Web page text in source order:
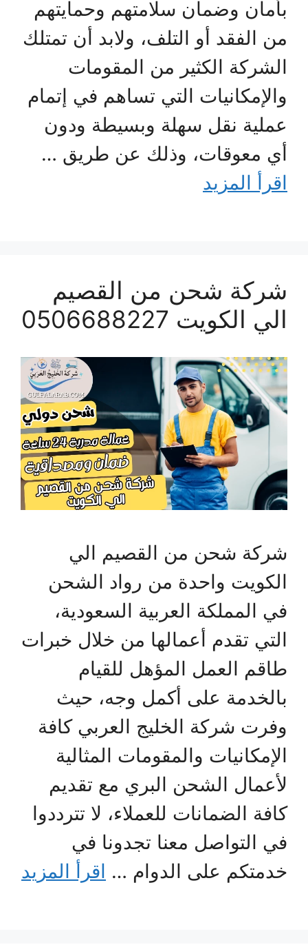
بأمان وضمان سلامتهم وحمايتهم
من الفقد أو التلف، ولابد أن تمتلك
الشركة الكثير من المقومات
والإمكانيات التي تساهم في إتمام
عملية نقل سهلة وبسيطة ودون
أي معوقات، وذلك عن طريق …
اقرأ المزيد
شركة شحن من القصيم
الي الكويت 0506688227
شركة شحن من القصيم الي
الكويت واحدة من رواد الشحن
في المملكة العربية السعودية،
التي تقدم أعمالها من خلال خبرات
طاقم العمل المؤهل للقيام
بالخدمة على أكمل وجه، حيث
وفرت شركة الخليج العربي كافة
الإمكانيات والمقومات المثالية
لأعمال الشحن البري مع تقديم
كافة الضمانات للعملاء، لا تترددوا
في التواصل معنا تجدونا في
خدمتكم على الدوام … اقرأ المزيد